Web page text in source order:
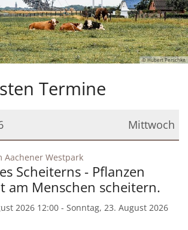
© Hubert Perschke
Termine
Mittwoch
2026
Aachener Westpark:
Scheiterns - Pflanzen
am Menschen scheitern.
2026 12:00 - Sonntag, 23. August 2026